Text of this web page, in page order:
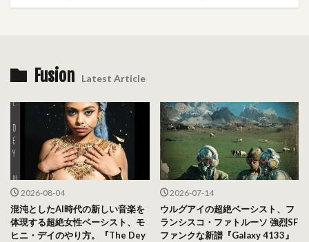
Fusion Latest Article
2026-08-04
混沌としたAI時代の新しい音楽を
体現する超絶女性ベーシスト、モ
ヒニ・デイのやり方。『The Dey
2026-07-14
ウルグアイの超絶ベーシスト、フ
ランシスコ・ファトルーソ 強烈SF
ファンクな新譜『Galaxy 4133』